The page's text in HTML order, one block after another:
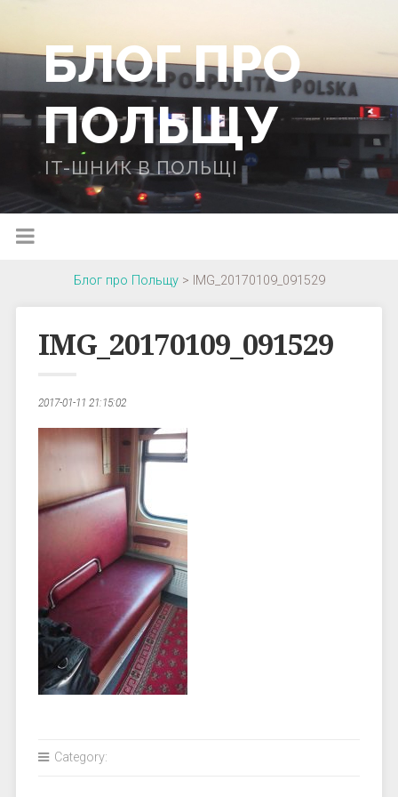
БЛОГ ПРО
ПОЛЬЩУ
IT-ШНИК В ПОЛЬЩІ
Блог про Польщу> IMG_20170109_091529
IMG_20170109_091529
2017-01-11 21:15:02
Category: